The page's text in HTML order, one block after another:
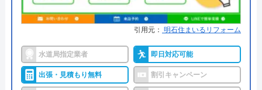
名古屋市中区栄1丁目14-15
対応エリア 全国（一部地域を除く）
+部品代です。駆けつけまでの時間は最短20分、受
付時間は365日24時間（電話受付・修理対応）とい
つでも駆けつけてくれます。
イースマイルは豊橋市上水道局指定の業者であり、
約30年の営業で120万件以上の施工実績を持ってい
引用元： 明石住まいるリフォーム
水道局指定業者 即日対応可能
出張・見積もり無料 割引キャンペーン